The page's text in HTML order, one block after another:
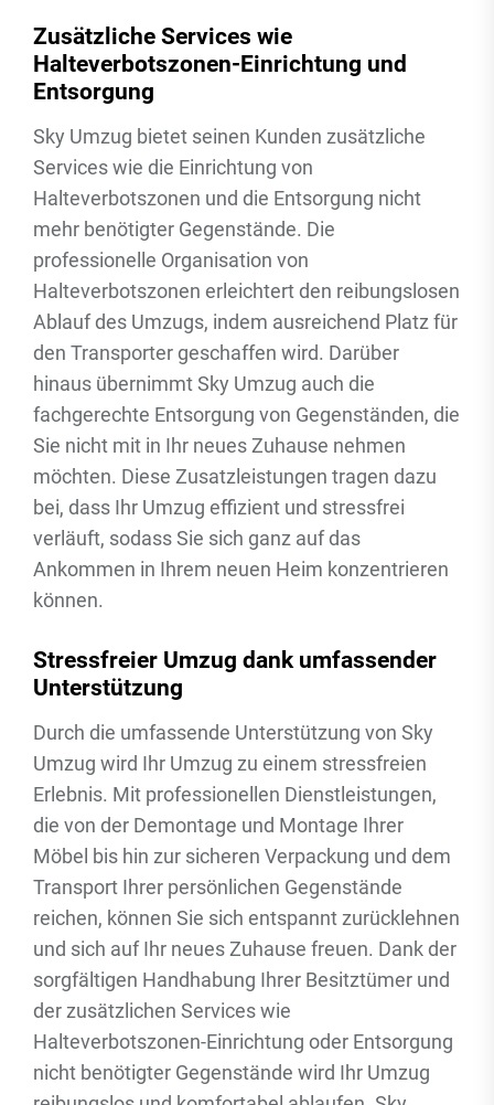
Zusätzliche Services wie
Halteverbotszonen-Einrichtung und
Entsorgung
Sky Umzug bietet seinen Kunden zusätzliche
Services wie die Einrichtung von
Halteverbotszonen und die Entsorgung nicht
mehr benötigter Gegenstände. Die
professionelle Organisation von
Halteverbotszonen erleichtert den reibungslosen
Ablauf des Umzugs, indem ausreichend Platz für
den Transporter geschaffen wird. Darüber
hinaus übernimmt Sky Umzug auch die
fachgerechte Entsorgung von Gegenständen, die
Sie nicht mit in Ihr neues Zuhause nehmen
möchten. Diese Zusatzleistungen tragen dazu
bei, dass Ihr Umzug effizient und stressfrei
verläuft, sodass Sie sich ganz auf das
Ankommen in Ihrem neuen Heim konzentrieren
können.
Stressfreier Umzug dank umfassender
Unterstützung
Durch die umfassende Unterstützung von Sky
Umzug wird Ihr Umzug zu einem stressfreien
Erlebnis. Mit professionellen Dienstleistungen,
die von der Demontage und Montage Ihrer
Möbel bis hin zur sicheren Verpackung und dem
Transport Ihrer persönlichen Gegenstände
reichen, können Sie sich entspannt zurücklehnen
und sich auf Ihr neues Zuhause freuen. Dank der
sorgfältigen Handhabung Ihrer Besitztümer und
der zusätzlichen Services wie
Halteverbotszonen-Einrichtung oder Entsorgung
nicht benötigter Gegenstände wird Ihr Umzug